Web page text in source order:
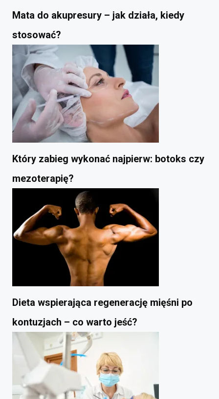
Mata do akupresury – jak działa, kiedy
stosować?
Który zabieg wykonać najpierw: botoks czy
mezoterapię?
Dieta wspierająca regenerację mięśni po
kontuzjach – co warto jeść?